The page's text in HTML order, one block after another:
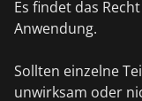
Es findet das
Anwendung.
Sollten einzelne
unwirksam oder